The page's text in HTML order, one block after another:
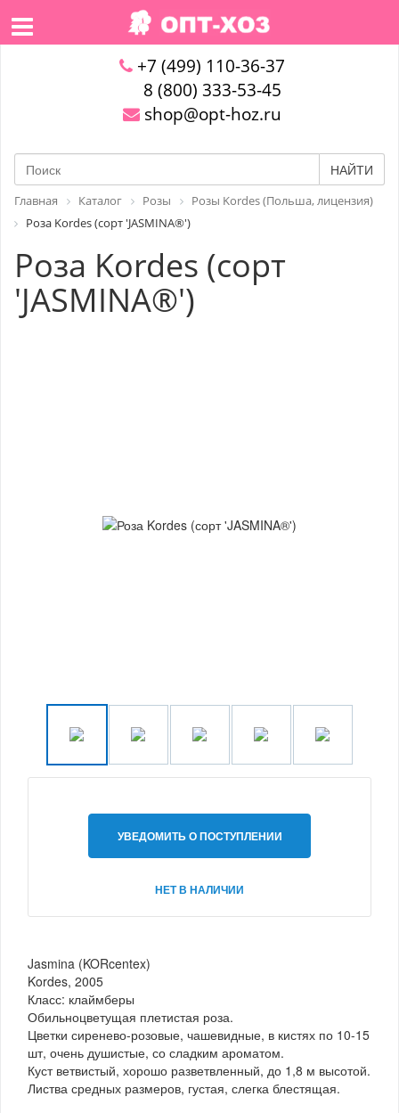
+7 (499) 110-36-37
8 (800) 333-53-45
shop@opt-hoz.ru
НАЙТИ
Главная Каталог Розы
Розы Kordes (Польша, лицензия)
Роза Kordes (сорт 'JASMINA®')
Роза Kordes (сорт
'JASMINA®')
УВЕДОМИТЬ О ПОСТУПЛЕНИИ
НЕТ В НАЛИЧИИ
Jasmina (KORcentex)
Kordes, 2005
Класс: клаймберы
Обильноцветущая плетистая роза.
Цветки сиренево-розовые, чашевидные, в кистях по 10-15
шт, очень душистые, со сладким ароматом.
Куст ветвистый, хорошо разветвленный, до 1,8 м высотой.
Листва средных размеров, густая, слегка блестящая.